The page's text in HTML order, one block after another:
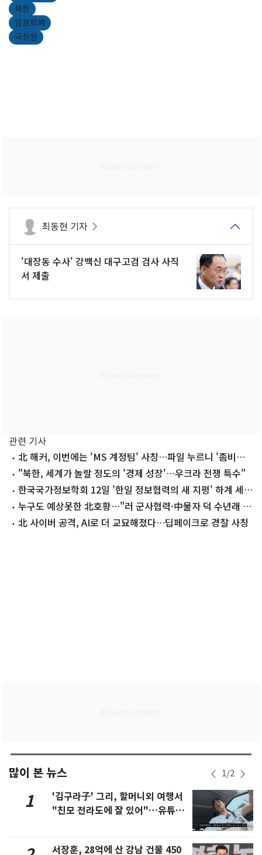
북한
암호화폐
국정원
최동현 기자
'대장동 수사' 강백신 대구고검 검사 사직
서 제출
관련 기사
北 해커, 이번에는 'MS 계정팀' 사칭…파일 누르니 '좀비
PC'로
"북한, 세계가 놀랄 정도의 '경제 성장'…우크라 전쟁 특수"
한국국가정보학회 12일 '한일 정보협력의 새 지평' 하계 세미
나 누구도 예상못한 北호황…"러 군사협력·中물자 덕 수년래 최
고"北 사이버 공격, AI로 더 교묘해졌다…딥페이크로 경찰 사칭
많이 본 뉴스 1/2
1
'김구라子' 그리, 할머니외 여행서
"친모 전라도에 잘 있어"…유튜브
서장훈, 28억에 산 강남 건물 450